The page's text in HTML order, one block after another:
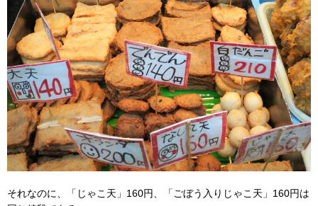
それなのに、「じゃこ天」160円、「ごぼう入りじゃこ天」160円は